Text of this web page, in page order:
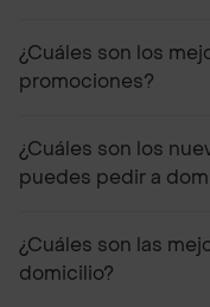
¿Cuáles son los
promociones?
¿Cuáles son los
puedes pedir a
¿Cuáles son las
domicilio?